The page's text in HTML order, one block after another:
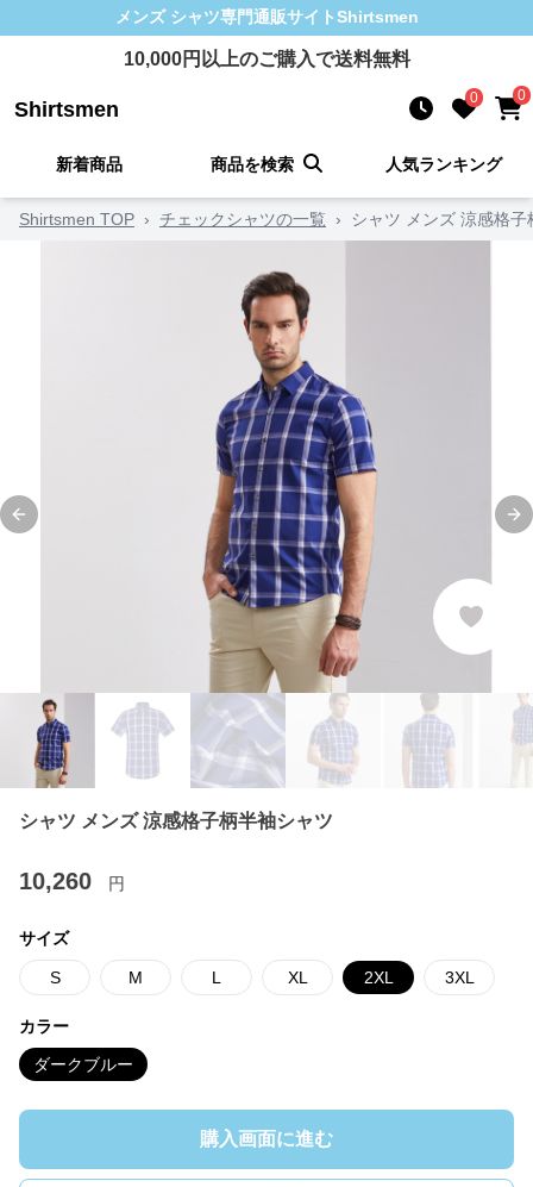
メンズ シャツ専門通販サイトShirtsmen
10,000円以上のご購入で送料無料
Shirtsmen 0 0
新着商品 商品を検索 人気ランキング
Shirtsmen TOP › チェックシャツの一覧 › シャツ メンズ 涼感格子
Previous slide
シャツ メンズ 涼感格子柄半袖シャツ
10,260 円
サイズ
S M L XL 2XL 3XL
カラー
ダークブルー
購入画面に進む